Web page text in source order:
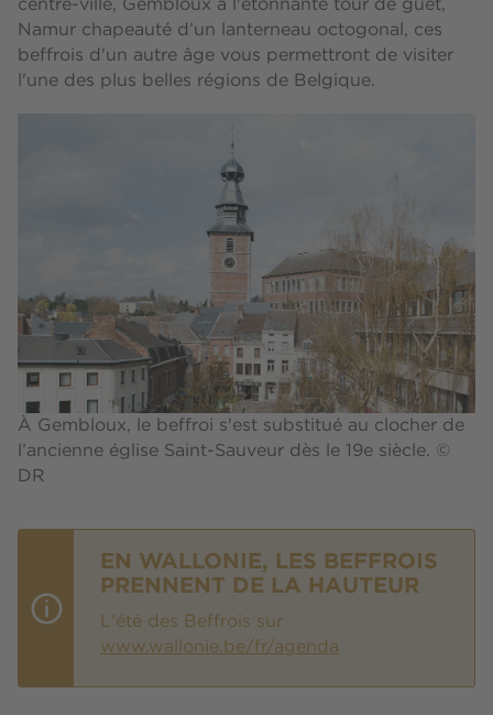
centre-ville, Gembloux à l'étonnante tour de guet,
Namur chapeauté d’un lanterneau octogonal, ces
beffrois d'un autre âge vous permettront de visiter
l'une des plus belles régions de Belgique.
À Gembloux, le beffroi s'est substitué au clocher de
l’ancienne église Saint-Sauveur dès le 19e siècle. ©
DR
EN WALLONIE, LES BEFFROIS
PRENNENT DE LA HAUTEUR
L'été des Beffrois sur
www.wallonie.be/fr/agenda